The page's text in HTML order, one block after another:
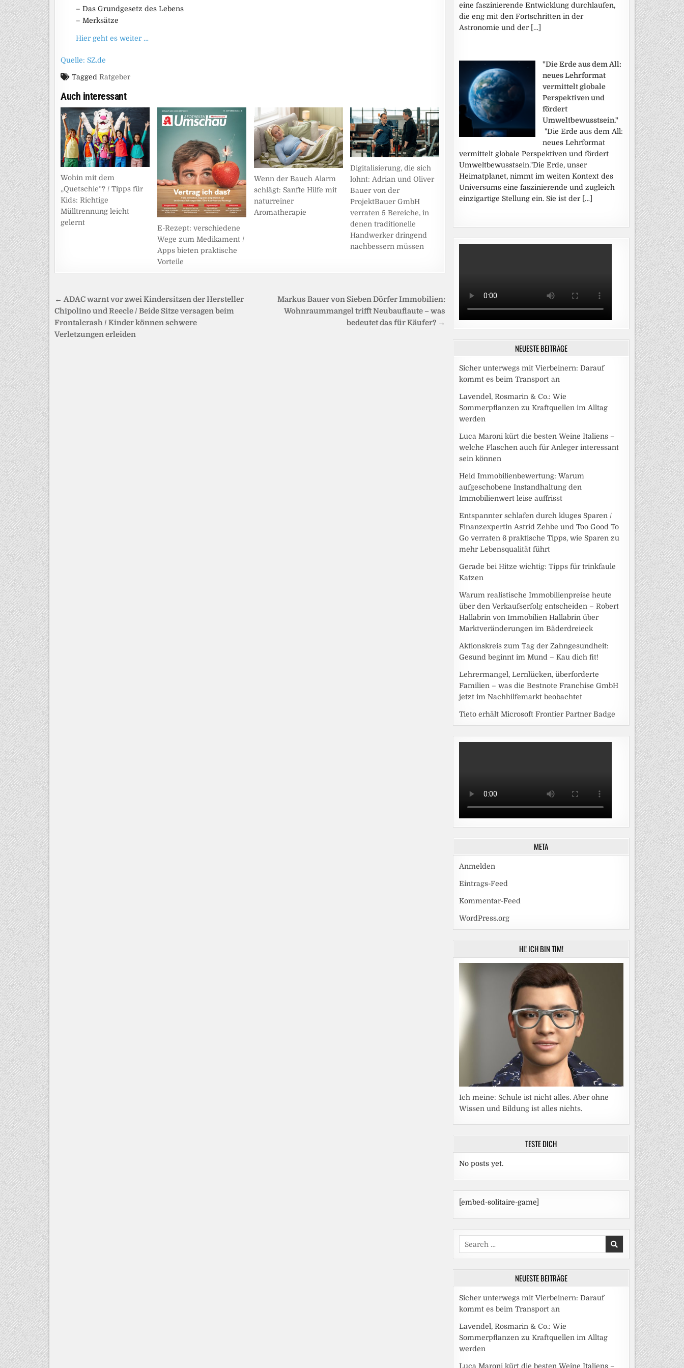
– Das Grundgesetz des Lebens
– Merksätze
Hier geht es weiter …
Quelle: SZ.de
Tagged Ratgeber
Auch interessant
Wohin mit dem
„Quetschie“? / Tipps für
Kids: Richtige
Mülltrennung leicht
gelernt
E-Rezept: verschiedene
Wege zum Medikament /
Apps bieten praktische
Vorteile
Wenn der Bauch Alarm
schlägt: Sanfte Hilfe mit
naturreiner
Aromatherapie
Digitalisierung, die sich
lohnt: Adrian und Oliver
Bauer von der
ProjektBauer GmbH
verraten 5 Bereiche, in
denen traditionelle
Handwerker dringend
nachbessern müssen
Beitragsnavigation
Markus Bauer von Sieben Dörfer Immobilien:
Wohnraummangel trifft Neubauflaute – was
bedeutet das für Käufer? →
← ADAC warnt vor zwei Kindersitzen der Hersteller
Chipolino und Reecle / Beide Sitze versagen beim
Frontalcrash / Kinder können schwere
Verletzungen erleiden
eine faszinierende Entwicklung durchlaufen,
die eng mit den Fortschritten in der
Astronomie und der […]
"Die Erde aus dem All:
neues Lehrformat
vermittelt globale
Perspektiven und
fördert
Umweltbewusstsein."
"Die Erde aus dem All:
neues Lehrformat
vermittelt globale Perspektiven und fördert
Umweltbewusstsein."Die Erde, unser
Heimatplanet, nimmt im weiten Kontext des
Universums eine faszinierende und zugleich
einzigartige Stellung ein. Sie ist der […]
NEUESTE BEITRÄGE
Sicher unterwegs mit Vierbeinern: Darauf
kommt es beim Transport an
Lavendel, Rosmarin & Co.: Wie
Sommerpflanzen zu Kraftquellen im Alltag
werden
Luca Maroni kürt die besten Weine Italiens –
welche Flaschen auch für Anleger interessant
sein können
Heid Immobilienbewertung: Warum
aufgeschobene Instandhaltung den
Immobilienwert leise auffrisst
Entspannter schlafen durch kluges Sparen /
Finanzexpertin Astrid Zehbe und Too Good To
Go verraten 6 praktische Tipps, wie Sparen zu
mehr Lebensqualität führt
Gerade bei Hitze wichtig: Tipps für trinkfaule
Katzen
Warum realistische Immobilienpreise heute
über den Verkaufserfolg entscheiden – Robert
Hallabrin von Immobilien Hallabrin über
Marktveränderungen im Bäderdreieck
Aktionskreis zum Tag der Zahngesundheit:
Gesund beginnt im Mund – Kau dich fit!
Lehrermangel, Lernlücken, überforderte
Familien – was die Bestnote Franchise GmbH
jetzt im Nachhilfemarkt beobachtet
Tieto erhält Microsoft Frontier Partner Badge
META
Anmelden
Eintrags-Feed
Kommentar-Feed
WordPress.org
HI! ICH BIN TIM!
Ich meine: Schule ist nicht alles. Aber ohne
Wissen und Bildung ist alles nichts.
TESTE DICH
No posts yet.
[embed-solitaire-game]
Search
for:
NEUESTE BEITRÄGE
Sicher unterwegs mit Vierbeinern: Darauf
kommt es beim Transport an
Lavendel, Rosmarin & Co.: Wie
Sommerpflanzen zu Kraftquellen im Alltag
werden
Luca Maroni kürt die besten Weine Italiens –